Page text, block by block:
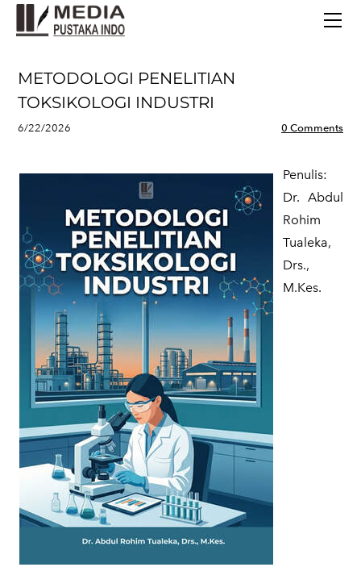
METODOLOGI PENELITIAN
TOKSIKOLOGI INDUSTRI
6/22/2026 0 Comments
Penulis:
​Dr. Abdul
Rohim
Tualeka,
Drs.,
M.Kes.